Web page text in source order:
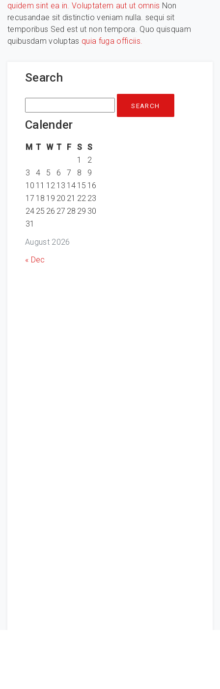
quidem sint ea in. Voluptatem aut ut omnis Non
recusandae sit distinctio veniam nulla. sequi sit
temporibus Sed est ut non tempora. Quo quisquam
quibusdam voluptas quia fuga officiis.
Search
Search
for:
Calender
August 2026
M T W T F S S
1
2
3
4 5 6 7 8
9
10 11 12 13 14 15 16
17 18 19 20 21 22 23
24 25 26 27 28 29 30
31
« Dec